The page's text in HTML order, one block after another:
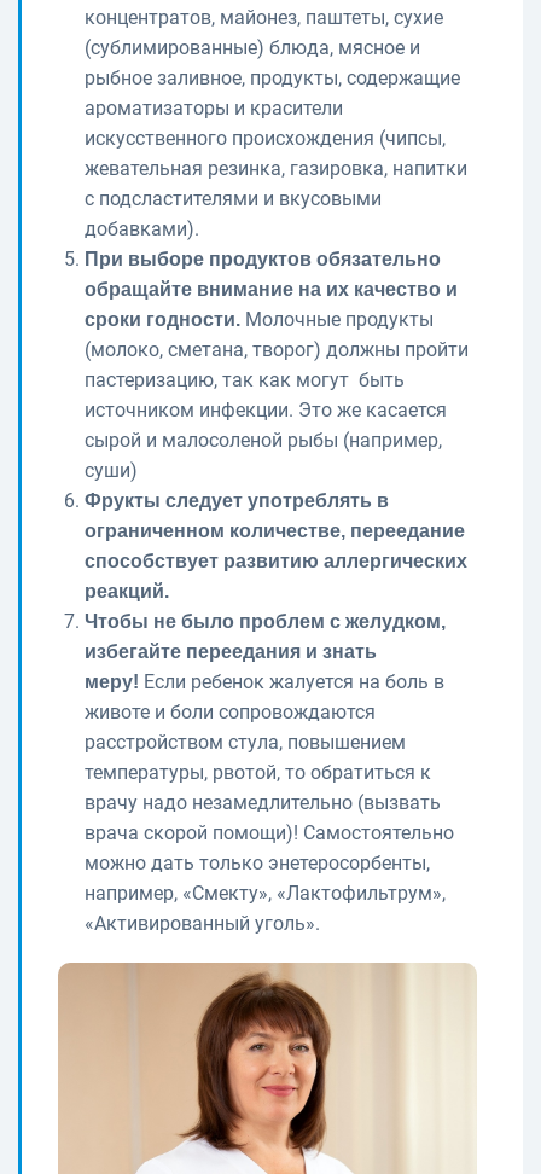
концентратов, майонез, паштеты, сухие
(сублимированные) блюда, мясное и
рыбное заливное, продукты, содержащие
ароматизаторы и красители
искусственного происхождения (чипсы,
жевательная резинка, газировка, напитки
с подсластителями и вкусовыми
добавками).
При выборе продуктов обязательно
обращайте внимание на их качество и
сроки годности. Молочные продукты
(молоко, сметана, творог) должны пройти
пастеризацию, так как могут быть
источником инфекции. Это же касается
сырой и малосоленой рыбы (например,
суши)
Фрукты следует употреблять в
ограниченном количестве, переедание
способствует развитию аллергических
реакций.
Чтобы не было проблем с желудком,
избегайте переедания и знать
меру! Если ребенок жалуется на боль в
животе и боли сопровождаются
расстройством стула, повышением
температуры, рвотой, то обратиться к
врачу надо незамедлительно (вызвать
врача скорой помощи)! Самостоятельно
можно дать только энетеросорбенты,
например, «Смекту», «Лактофильтрум»,
«Активированный уголь».